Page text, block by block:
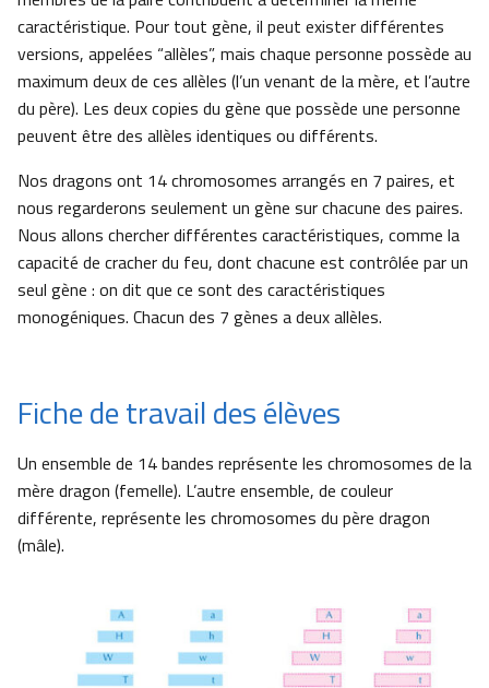
caractéristique. Pour tout gène, il peut exister différentes
versions, appelées “allèles”, mais chaque personne possède au
maximum deux de ces allèles (l’un venant de la mère, et l’autre
du père). Les deux copies du gène que possède une personne
peuvent être des allèles identiques ou différents.
Nos dragons ont 14 chromosomes arrangés en 7 paires, et
nous regarderons seulement un gène sur chacune des paires.
Nous allons chercher différentes caractéristiques, comme la
capacité de cracher du feu, dont chacune est contrôlée par un
seul gène : on dit que ce sont des caractéristiques
monogéniques. Chacun des 7 gènes a deux allèles.
Fiche de travail des élèves
Un ensemble de 14 bandes représente les chromosomes de la
mère dragon (femelle). L’autre ensemble, de couleur
différente, représente les chromosomes du père dragon
(mâle).